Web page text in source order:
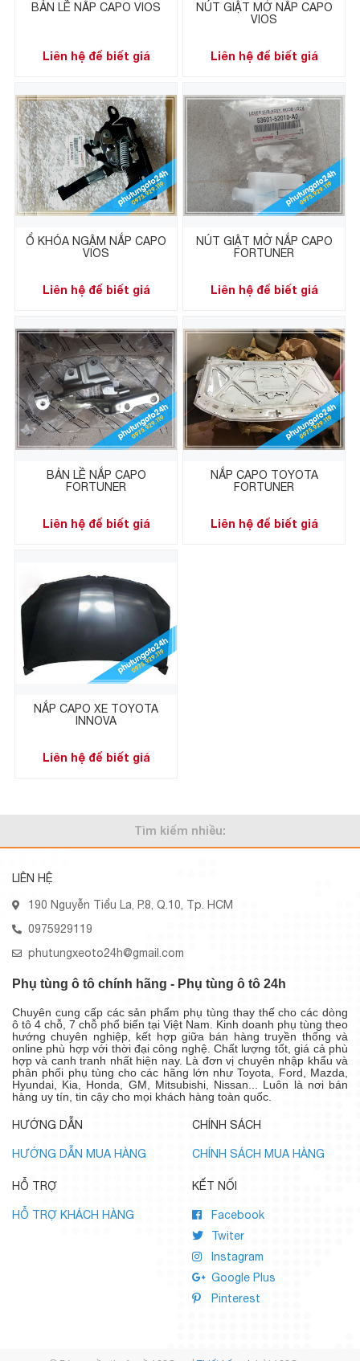
BẢN LỀ NẮP CAPO VIOS
Liên hệ để biết giá
NÚT GIẬT MỞ NẮP CAPO
VIOS
Liên hệ để biết giá
Ổ KHÓA NGẬM NẮP CAPO
VIOS
Liên hệ để biết giá
NÚT GIẬT MỞ NẮP CAPO
FORTUNER
Liên hệ để biết giá
BẢN LỀ NẮP CAPO
FORTUNER
Liên hệ để biết giá
NẮP CAPO TOYOTA
FORTUNER
Liên hệ để biết giá
NẮP CAPO XE TOYOTA
INNOVA
Liên hệ để biết giá
Tìm kiếm nhiều:
LIÊN HỆ
190 Nguyễn Tiểu La, P.8, Q.10, Tp. HCM
0975929119
phutungxeoto24h@gmail.com
Phụ tùng ô tô chính hãng - Phụ tùng ô tô 24h
Chuyên cung cấp các sản phẩm phụ tùng thay thế cho các dòng
ô tô 4 chỗ, 7 chỗ phổ biến tại Việt Nam. Kinh doanh phụ tùng theo
hướng chuyên nghiệp, kết hợp giữa bán hàng truyền thống và
online phù hợp với thời đại công nghệ. Chất lượng tốt, giá cả phù
hợp và canh tranh nhất hiện nay. Là đơn vị chuyên nhập khẩu và
phân phối phụ tùng cho các hãng lớn như Toyota, Ford, Mazda,
Hyundai, Kia, Honda, GM, Mitsubishi, Nissan... Luôn là nơi bán
hàng uy tín, tin cậy cho mọi khách hàng toàn quốc.
HƯỚNG DẪN
HƯỚNG DẪN MUA HÀNG
CHÍNH SÁCH
CHÍNH SÁCH MUA HÀNG
HỖ TRỢ
HỖ TRỢ KHÁCH HÀNG
KẾT NỐI
Facebook
Twiter
Instagram
Google Plus
Pinterest